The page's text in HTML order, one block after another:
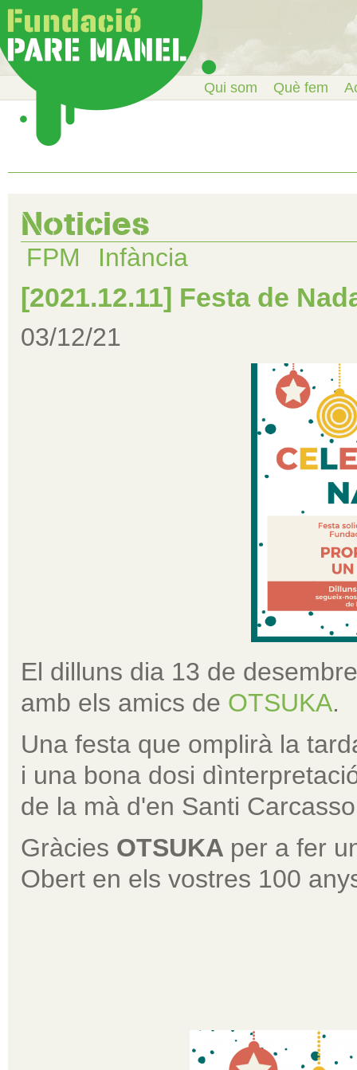
Qui som Què fem
Noticies
FPM Infància
[2021.12.11] Festa de
03/12/21
El dilluns dia 13 de
amb els amics de OTSUKA.
Una festa que omplirà la
i una bona dosi
de la mà d'en Santi
Gràcies OTSUKA per a fer
Obert en els vostres 100